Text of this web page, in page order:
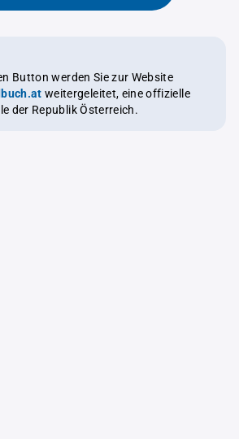
Button werden Sie zur Website
weitergeleitet, eine offizielle
der Republik Österreich.